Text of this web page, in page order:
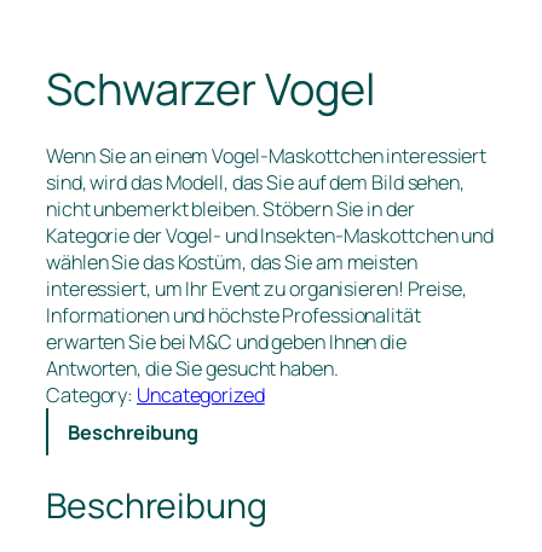
Schwarzer Vogel
Wenn Sie an einem Vogel-Maskottchen interessiert
sind, wird das Modell, das Sie auf dem Bild sehen,
nicht unbemerkt bleiben. Stöbern Sie in der
Kategorie der Vogel- und Insekten-Maskottchen und
wählen Sie das Kostüm, das Sie am meisten
interessiert, um Ihr Event zu organisieren! Preise,
Informationen und höchste Professionalität
erwarten Sie bei M&C und geben Ihnen die
Antworten, die Sie gesucht haben.
Category: Uncategorized
Beschreibung
Beschreibung